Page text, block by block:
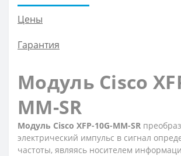
Цены
Гарантия
Модуль Cisco
MM-SR
Модуль Cisco XFP-10G-MM-SR
электрический импульс в сигнал
частоты, являясь носителем